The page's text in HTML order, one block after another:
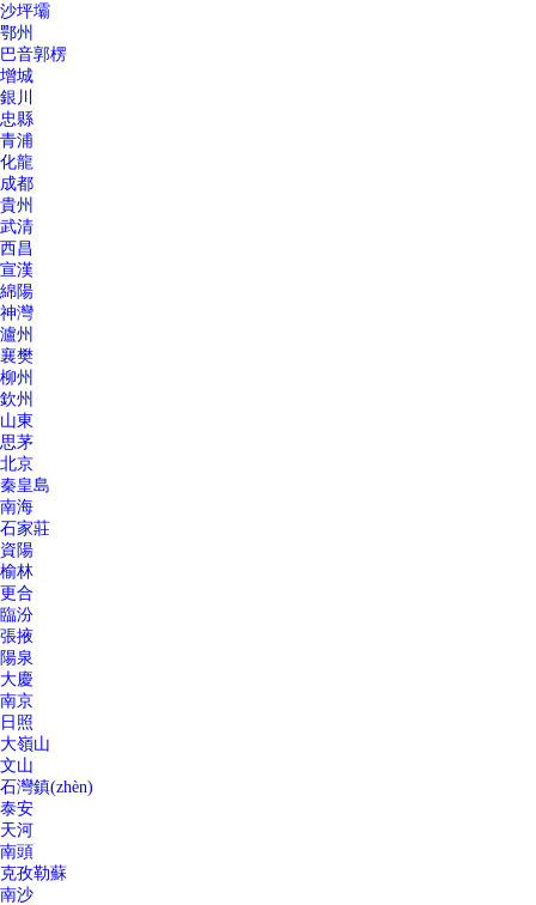
沙坪壩
鄂州
巴音郭楞
增城
銀川
忠縣
青浦
化龍
成都
貴州
武清
西昌
宣漢
綿陽
神灣
瀘州
襄樊
柳州
欽州
山東
思茅
北京
秦皇島
南海
石家莊
資陽
榆林
更合
臨汾
張掖
陽泉
大慶
南京
日照
大嶺山
文山
石灣鎮(zhèn)
泰安
天河
南頭
克孜勒蘇
南沙